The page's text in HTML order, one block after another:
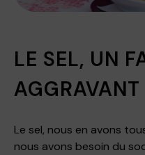
LE SEL, UN
AGGRAVANT
Le sel, nous en avons
nous avons besoin du